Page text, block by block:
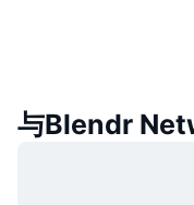
与Blendr